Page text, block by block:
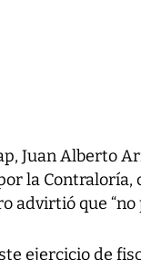
Juan Alberto
la Contraloría,
advirtió que “no
ejercicio de